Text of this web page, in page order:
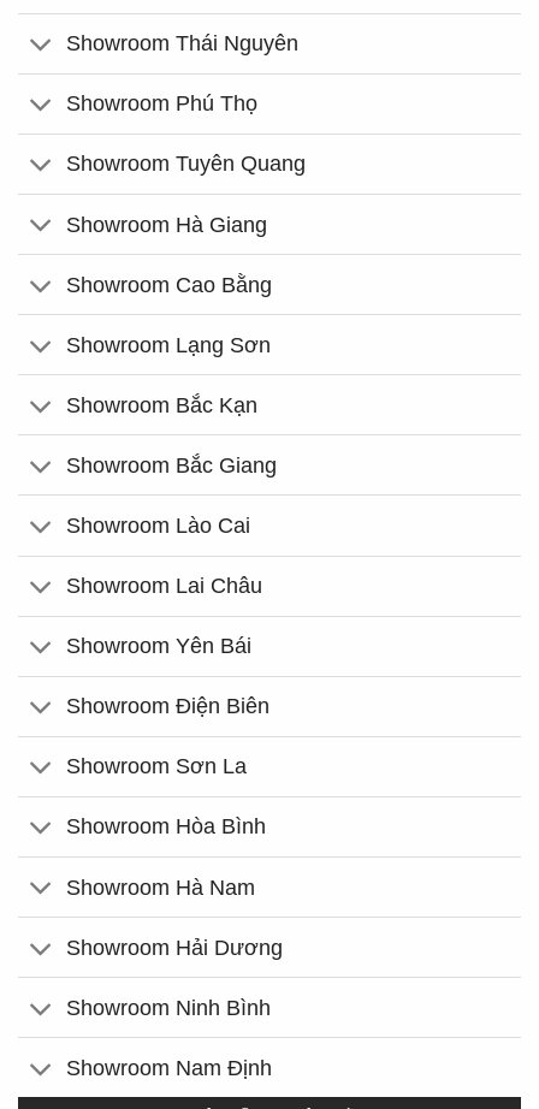
Showroom Thái Nguyên
Showroom Phú Thọ
Showroom Tuyên Quang
Showroom Hà Giang
Showroom Cao Bằng
Showroom Lạng Sơn
Showroom Bắc Kạn
Showroom Bắc Giang
Showroom Lào Cai
Showroom Lai Châu
Showroom Yên Bái
Showroom Điện Biên
Showroom Sơn La
Showroom Hòa Bình
Showroom Hà Nam
Showroom Hải Dương
Showroom Ninh Bình
Showroom Nam Định